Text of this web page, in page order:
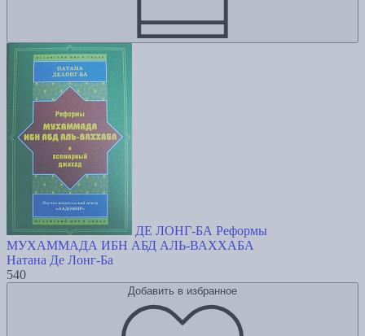
ДЕ ЛОНГ-БА Реформы
МУХАММАДА ИБН АБД АЛЬ-ВАХХАБА
Натана Де Лонг-Ба
540
Добавить в избранное